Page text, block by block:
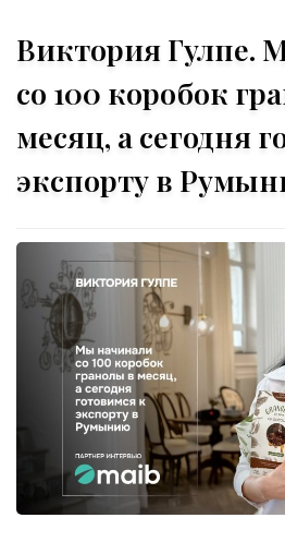
Виктория Гулпе.
со 100 коробок
месяц, а сегодня
экспорту в